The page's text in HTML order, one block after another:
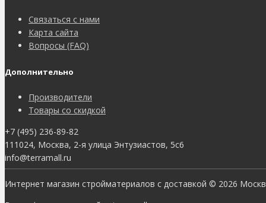
Связаться с нами
Карта сайта
Вопросы (FAQ)
Дополнительно
Производители
Товары со скидкой
+7 (495) 236-89-82
111024, Москва, 2-я улица Энтузиастов, 5с6
info@terramall.ru
Интернет магазин стройматериалов с доставкой © 2026